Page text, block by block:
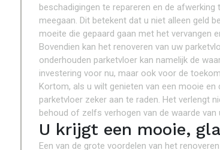
beschadigingen te repareren en de
meegaan. Dit betekent dat u niet alleen geld
moeite die gepaard gaan met het vervangen
Bovendien kan het renoveren van uw
onderhouden parketvloer kan namelijk de
investering voor nu, maar ook voor de
Kortom, als u wilt genieten van een mooie
parketvloer zeker aan te raden. Het verlengt
behoud of zelfs verhogen van de waarde van
U krijgt een mooie,
Een van de grote voordelen van het